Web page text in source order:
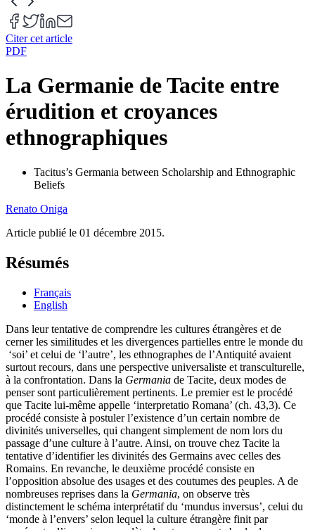
Citer cet article
PDF
La Germanie de Tacite entre
érudition et croyances
ethnographiques
Tacitus’s Germania between Scholarship and Ethnographic
Beliefs
Renato Oniga
Article publié le 01 décembre 2015.
Résumés
Français
English
Dans leur tentative de comprendre les cultures étrangères et de
cerner les similitudes et les divergences partielles entre le monde du
‘soi’ et celui de ‘l’autre’, les ethnographes de l’Antiquité avaient
surtout recours, dans une perspective universaliste et transculturelle,
à la confrontation. Dans la Germania de Tacite, deux modes de
penser sont particulièrement pertinents. Le premier est le procédé
que Tacite lui-même appelle ‘interpretatio Romana’ (ch. 43,3). Ce
procédé consiste à postuler l’existence d’un certain nombre de
divinités universelles, qui changent simplement de nom lors du
passage d’une culture à l’autre. Ainsi, on trouve chez Tacite la
tentative d’identifier les divinités des Germains avec celles des
Romains. En revanche, le deuxième procédé consiste en
l’opposition absolue des usages et des coutumes des peuples. A de
nombreuses reprises dans la Germania, on observe très
distinctement le schéma interprétatif du ‘mundus inversus’, celui du
‘monde à l’envers’ selon lequel la culture étrangère finit par